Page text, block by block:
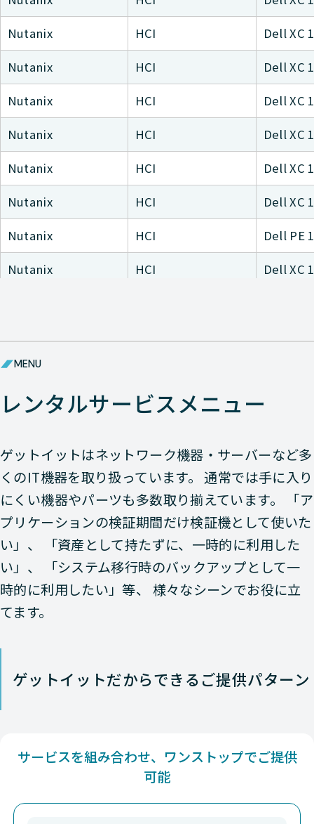
Nutanix
HCI
Dell XC
Nutanix
HCI
Dell XC
Nutanix
HCI
Dell XC
Nutanix
HCI
Dell XC
Nutanix
HCI
Dell XC
Nutanix
HCI
Dell XC
Nutanix
HCI
Dell PE
Nutanix
HCI
Dell XC
Nutanix
HCI
Dell XC
Nutanix
Nutanix
HCI
Dell XC
Nutanix
HCI
Dell XC
Nutanix
HCI
Dell XC
Nutanix
HCI
Dell PE
Nutanix
HCI
Dell XC
Nutanix
Nutanix
HCI
Dell XC
HCI
Nutanix
HCI
Dell XC
MENU
レンタルサービスメニュー
ゲットイットはネットワーク機器・サーバーなど多
くのIT機器を取り扱っています。 通常では手に入り
にくい機器やパーツも多数取り揃えています。 「ア
プリケーションの検証期間だけ検証機として使いた
い」、 「資産として持たずに、一時的に利用した
い」、 「システム移行時のバックアップとして一
時的に利用したい」等、 様々なシーンでお役に立
てます。
ゲットイットだからできるご提供パターン
サービスを組み合わせ、ワンストップでご提供
可能